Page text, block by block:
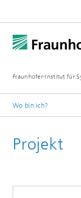
Fraunhofer-Institut für
Wo bin ich?
Abteilungen
H2GO
Projekt